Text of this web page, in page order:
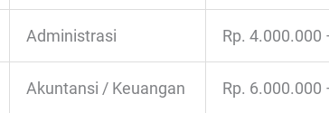
Administrasi Rp. 4.000.000
Akuntansi / Keuangan Rp. 6.000.000